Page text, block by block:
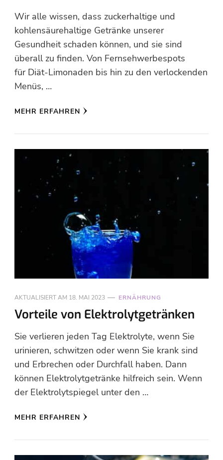
Wir alle wissen, dass zuckerhaltige und
kohlensäurehaltige Getränke unserer
Gesundheit schaden können, und sie sind
überall zu finden. Von Fernsehwerbespots
für Diät-Limonaden bis hin zu den verlockenden
Menüs, …
MEHR ERFAHREN
AKTUALISIERT AM 18. MAI 2023 ERNÄHRUNG
Vorteile von Elektrolytgetränken
Sie verlieren jeden Tag Elektrolyte, wenn Sie
urinieren, schwitzen oder wenn Sie krank sind
und Erbrechen oder Durchfall haben. Dann
können Elektrolytgetränke hilfreich sein. Wenn
der Elektrolytspiegel unter den …
MEHR ERFAHREN